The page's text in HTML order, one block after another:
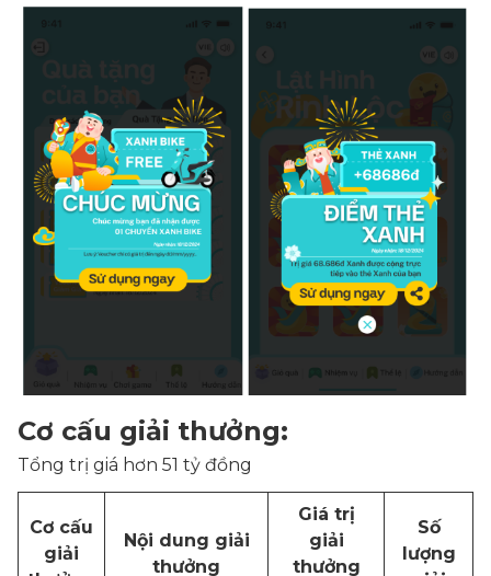
Cơ cấu giải thưởng:
Tổng trị giá hơn 51 tỷ đồng
Cơ cấu
giải
Nội dung giải
thưởng
Giá trị
giải
thưởng
Số
lượng